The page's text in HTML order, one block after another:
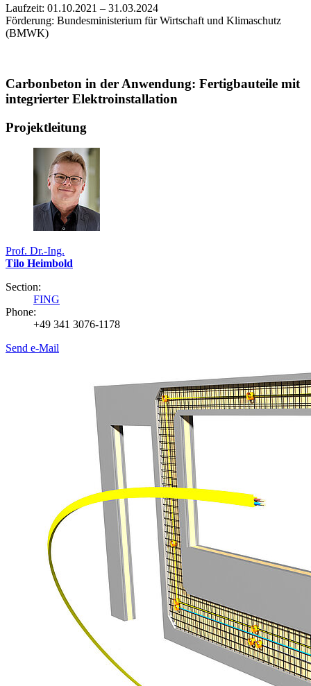
Laufzeit: 01.10.2021 – 31.03.2024
Förderung: Bundesministerium für Wirtschaft und Klimaschutz
(BMWK)
Carbonbeton in der Anwendung: Fertigbauteile mit
integrierter Elektroinstallation
Projektleitung
Prof. Dr.-Ing.
Tilo Heimbold
Section:
FING
Phone:
+49 341 3076-1178
Send e-Mail